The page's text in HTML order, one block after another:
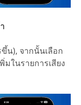
น), จากนั้นเลือก
มในรายการเสียง